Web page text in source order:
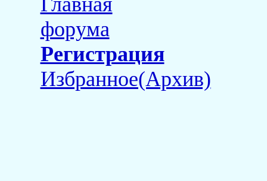
форума
Регистрация
Избранное(Архив)